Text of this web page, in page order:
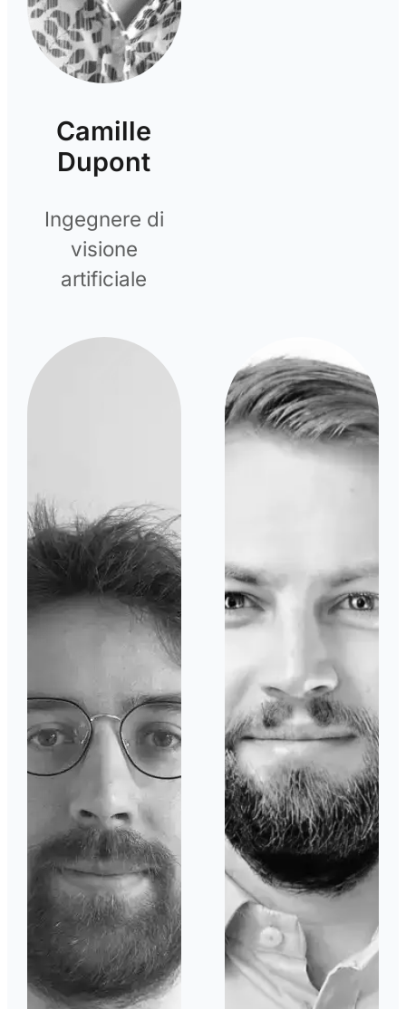
Camille
Dupont
Ingegnere di
visione
artificiale